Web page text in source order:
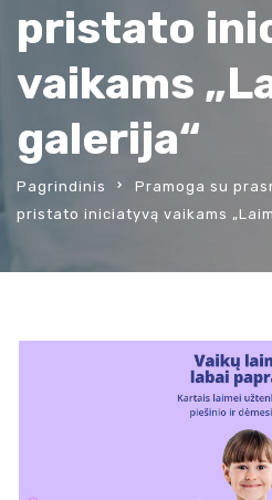
pristato
vaikams
galerija“
Pagrindinis
Pramoga su
pristato iniciatyvą vaikams